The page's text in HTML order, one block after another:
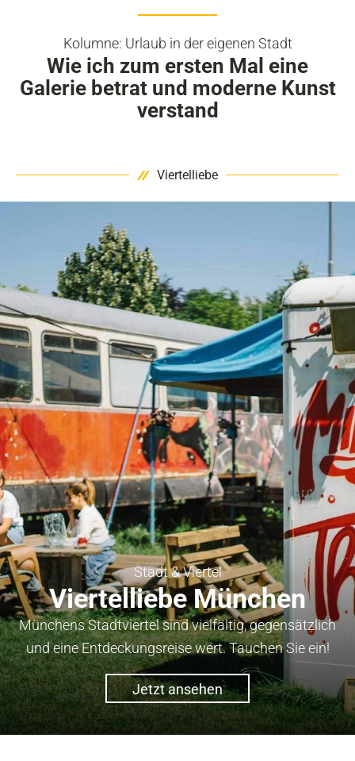
Kolumne: Urlaub in der eigenen Stadt
Wie ich zum ersten Mal eine
Galerie betrat und moderne Kunst
verstand
Viertelliebe
Stadt & Viertel
Viertelliebe München
Münchens Stadtviertel sind vielfältig, gegensätzlich
und eine Entdeckungsreise wert. Tauchen Sie ein!
Jetzt ansehen